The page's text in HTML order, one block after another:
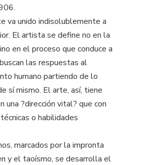
va unido indisolublemente a
El artista se define no en la
en el proceso que conduce a
las respuestas al
humano partiendo de lo
sí mismo. El arte, así, tiene
una ?dirección vital? que con
o habilidades
marcados por la impronta
y el taoísmo, se desarrolla el